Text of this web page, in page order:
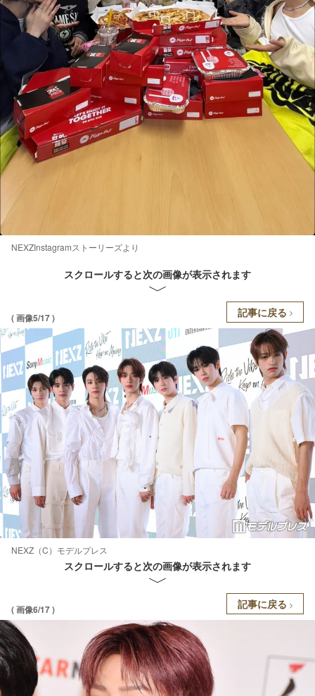
NEXZInstagramストーリーズより
スクロールすると次の画像が表示されます
( 画像5/17 ) 記事に戻る
NEXZ（C）モデルプレス
スクロールすると次の画像が表示されます
( 画像6/17 ) 記事に戻る